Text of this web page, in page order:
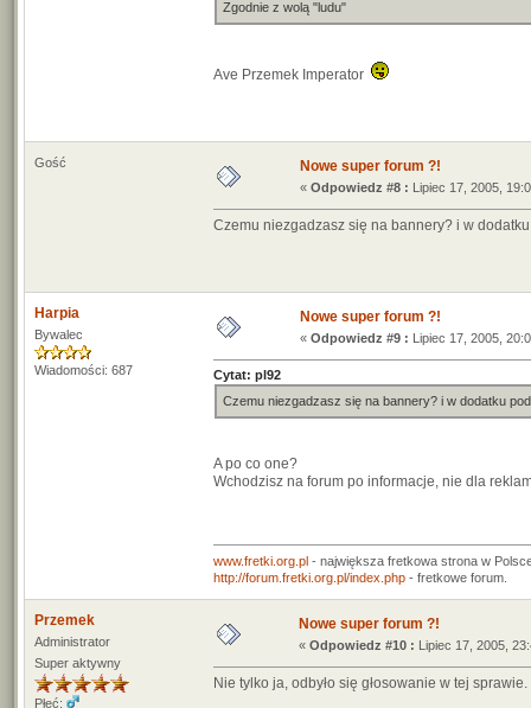
Zgodnie z wolą "ludu"
Ave Przemek Imperator
Gość Nowe super forum ?!
« Odpowiedz #8 : Lipiec 17, 2005,
Czemu niezgadzasz się na bannery? i w
Harpia
Bywalec
Wiadomości: 687
Nowe super forum ?!
« Odpowiedz #9 : Lipiec 17, 2005,
Cytat: pl92
Czemu niezgadzasz się na bannery? i w dodatku
A po co one?
Wchodzisz na forum po informacje, nie dla
www.fretki.org.pl - największa fretkowa strona w
http://forum.fretki.org.pl/index.php - fretkowe forum.
Przemek
Administrator
Super aktywny
Płeć:
Nowe super forum ?!
« Odpowiedz #10 : Lipiec 17, 2005,
Nie tylko ja, odbyło się głosowanie w tej sprawie.